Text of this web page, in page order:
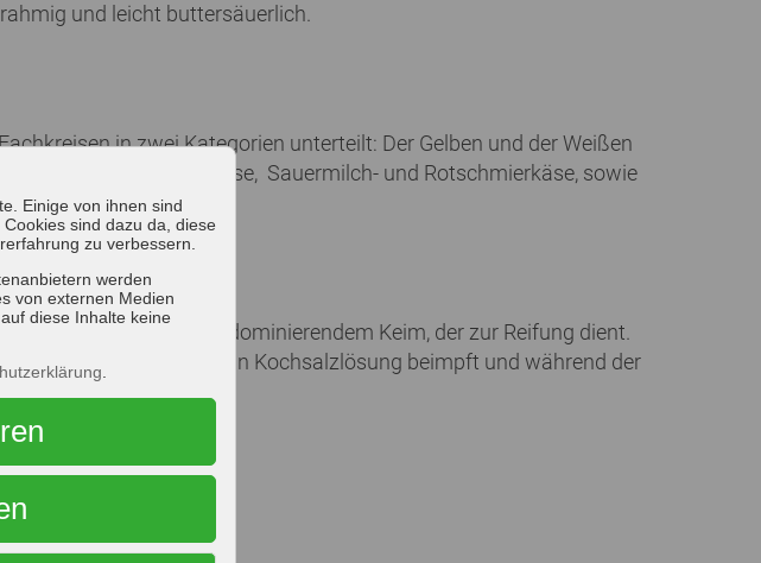
und leicht buttersäuerlich.
in zwei Kategorien unterteilt: Der Gelben und der Weißen
Weichkäse, Schmelzkäse, Sauermilch- und Rotschmierkäse, sowie
linens als dominierendem Keim, der zur Reifung dient.
Brevibacterium linens in Kochsalzlösung beimpft und während der
% enthalten.
Einige von ihnen sind
sind dazu da, diese
zu verbessern.
werden
von externen Medien
diese Inhalte keine
.